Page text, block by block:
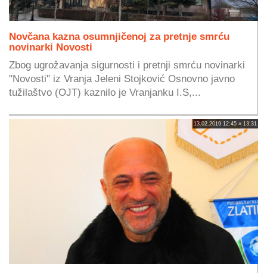
Novčana kazna osumnjičenoj za pretnje smrću
novinarki Novosti
Zbog ugrožavanja sigurnosti i pretnji smrću novinarki
"Novosti" iz Vranja Jeleni Stojković Osnovno javno
tužilaštvo (OJT) kaznilo je Vranjanku I.S,...
13.02.2019 12:45 » 13:31